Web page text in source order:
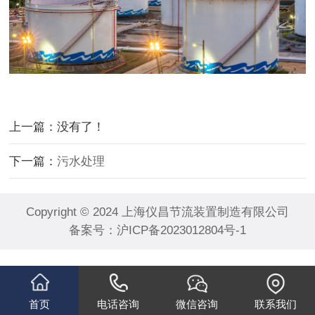
上一篇：没有了！
下一篇：污水处理
Copyright © 2024 上海仪昌节流装置制造有限公司
备案号： 沪ICP备2023012804号-1
首页 电话咨询 微信咨询 联系我们